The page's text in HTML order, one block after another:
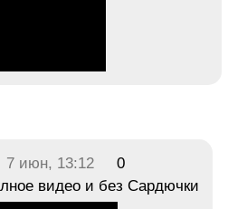
7 июн, 13:12
0
видео и без Сардючки